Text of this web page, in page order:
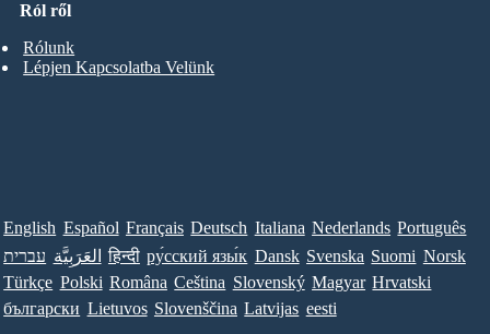
Ról ről
Rólunk
Lépjen Kapcsolatba Velünk
English Español Français Deutsch Italiana Nederlands Português
עברית العَرَبِيَّة हिन्दी ру́сский язы́к Dansk Svenska Suomi Norsk
Türkçe Polski Româna Ceština Slovenský Magyar Hrvatski
български Lietuvos Slovenščina Latvijas eesti